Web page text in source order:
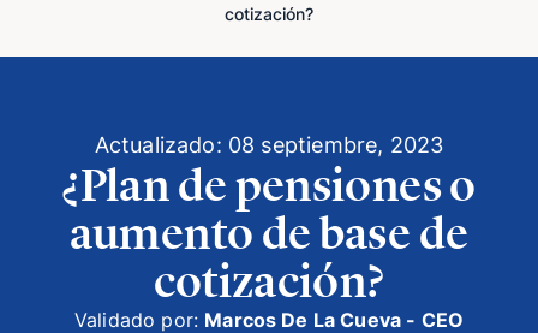
cotización?
Actualizado: 08 septiembre, 2023
¿Plan de pensiones o
aumento de base de
cotización?
Validado por: Marcos De La Cueva - CEO